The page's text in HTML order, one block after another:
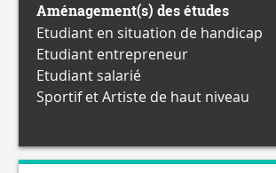
Aménagement(s) des études
Etudiant en situation de handicap
Etudiant entrepreneur
Etudiant salarié
Sportif et Artiste de haut niveau